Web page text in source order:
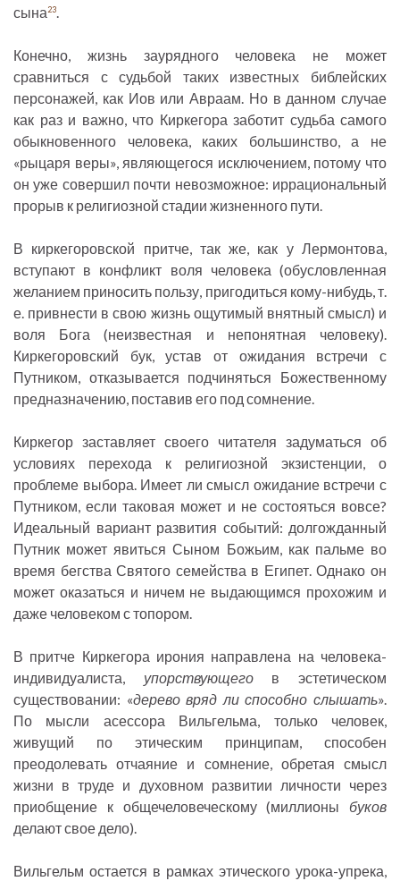
сына23.
Конечно, жизнь заурядного человека не может
сравниться с судьбой таких известных библейских
персонажей, как Иов или Авраам. Но в данном случае
как раз и важно, что Киркегора заботит судьба самого
обыкновенного человека, каких большинство, а не
«рыцаря веры», являющегося исключением, потому что
он уже совершил почти невозможное: иррациональный
прорыв к религиозной стадии жизненного пути.
В киркегоровской притче, так же, как у Лермонтова,
вступают в конфликт воля человека (обусловленная
желанием приносить пользу, пригодиться кому-нибудь, т.
е. привнести в свою жизнь ощутимый внятный смысл) и
воля Бога (неизвестная и непонятная человеку).
Киркегоровский бук, устав от ожидания встречи с
Путником, отказывается подчиняться Божественному
предназначению, поставив его под сомнение.
Киркегор заставляет своего читателя задуматься об
условиях перехода к религиозной экзистенции, о
проблеме выбора. Имеет ли смысл ожидание встречи с
Путником, если таковая может и не состояться вовсе?
Идеальный вариант развития событий: долгожданный
Путник может явиться Сыном Божьим, как пальме во
время бегства Святого семейства в Египет. Однако он
может оказаться и ничем не выдающимся прохожим и
даже человеком с топором.
В притче Киркегора ирония направлена на человека-
индивидуалиста, упорствующегов эстетическом
существовании: «дерево вряд ли способно слышать».
По мысли асессора Вильгельма, только человек,
живущий по этическим принципам, способен
преодолевать отчаяние и сомнение, обретая смысл
жизни в труде и духовном развитии личности через
приобщение к общечеловеческому (миллионы буков
делают свое дело).
Вильгельм остается в рамках этического урока-упрека,